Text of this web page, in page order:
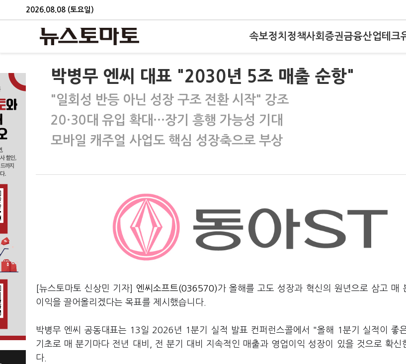
2026.08.08 (토요일)
속보정치 정책사회 증권금융산업테크
박병무 엔씨 대표 "2030년 5조 매출 순항"
"일회성 반등 아닌 성장 구조 전환 시작" 강조
20·30대 유입 확대…장기 흥행 가능성 기대
모바일 캐주얼 사업도 핵심 성장축으로 부상
[뉴스토마토 신상민 기자] 엔씨소프트(036570)가 올해를 고도 성장과 혁신의 원년으로 삼고 매
이익을 끌어올리겠다는 목표를 제시했습니다.
박병무 엔씨 공동대표는 13일 2026년 1분기 실적 발표 컨퍼런스콜에서 "올해 1분기 실적이 좋
기초로 매 분기마다 전년 대비, 전 분기 대비 지속적인 매출과 영업이익 성장이 있을 것으로 확신
다.